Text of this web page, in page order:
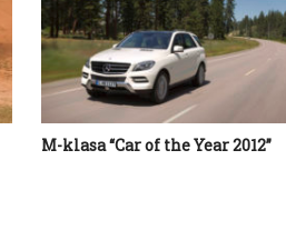
M-klasa “Car of the Year 2012”